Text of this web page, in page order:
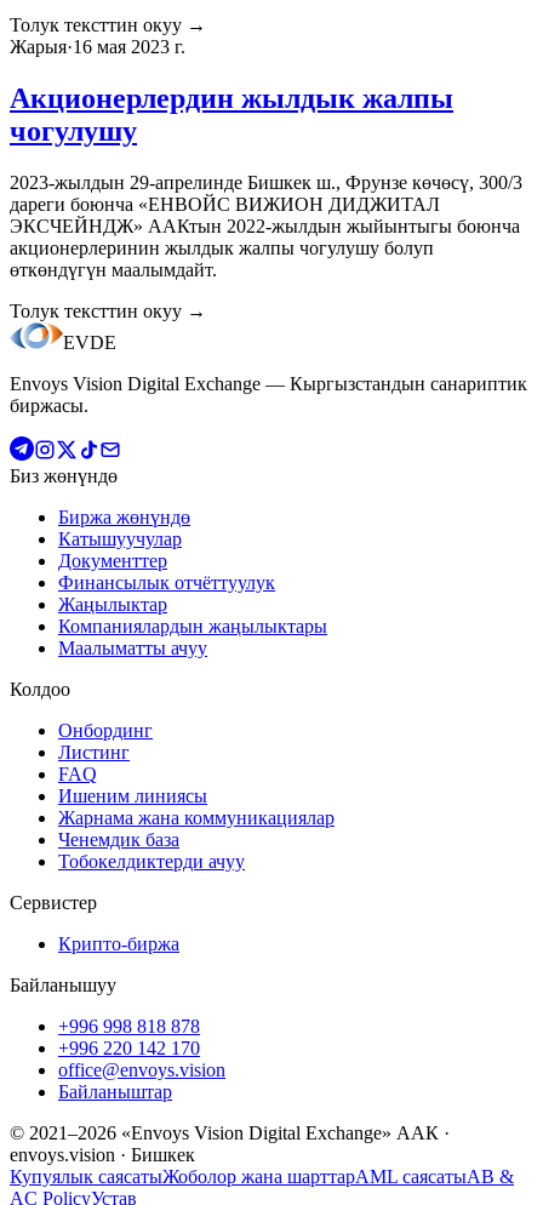
Толук тексттин окуу →
Жарыя·16 мая 2023 г.
Акционерлердин жылдык жалпы
чогулушу
2023-жылдын 29-апрелинде Бишкек ш., Фрунзе көчөсү, 300/3
дареги боюнча «ЕНВОЙС ВИЖИОН ДИДЖИТАЛ
ЭКСЧЕЙНДЖ» ААКтын 2022-жылдын жыйынтыгы боюнча
акционерлеринин жылдык жалпы чогулушу болуп
өткөндүгүн маалымдайт.
Толук тексттин окуу →
EVDE
Envoys Vision Digital Exchange — Кыргызстандын санариптик
биржасы.
Биз жөнүндө
Биржа жөнүндө
Катышуучулар
Документтер
Финансылык отчёттуулук
Жаңылыктар
Компаниялардын жаңылыктары
Маалыматты ачуу
Колдоо
Онбординг
Листинг
FAQ
Ишеним линиясы
Жарнама жана коммуникациялар
Ченемдик база
Тобокелдиктерди ачуу
Сервистер
Крипто-биржа
Байланышуу
+996 998 818 878
+996 220 142 170
office@envoys.vision
Байланыштар
© 2021–2026 «Envoys Vision Digital Exchange» ААК ·
envoys.vision · Бишкек
Купуялык саясатыЖоболор жана шарттарAML саясатыAB &
AC PolicyУстав